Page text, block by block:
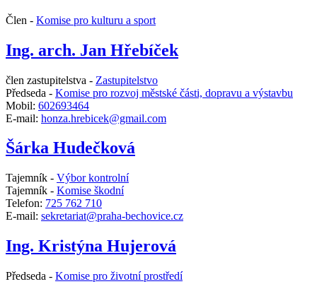
Člen - Komise pro kulturu a sport
Ing. arch. Jan Hřebíček
člen zastupitelstva - Zastupitelstvo
Předseda - Komise pro rozvoj městské části, dopravu a výstavbu
Mobil: 602693464
E-mail: honza.hrebicek@gmail.com
Šárka Hudečková
Tajemník - Výbor kontrolní
Tajemník - Komise škodní
Telefon: 725 762 710
E-mail: sekretariat@praha-bechovice.cz
Ing. Kristýna Hujerová
Předseda - Komise pro životní prostředí